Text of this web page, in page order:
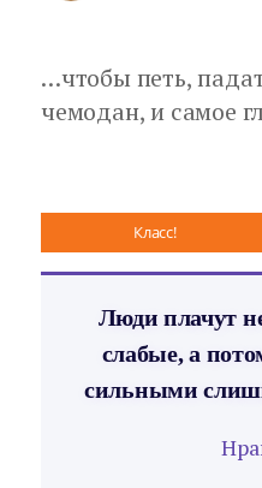
…чтобы петь,
чемодан, и самое
Класс!
Люди плачут
слабые, а
сильными